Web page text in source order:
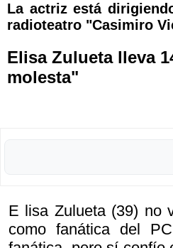
La actriz está
radioteatro "Casimiro
Elisa Zulueta lleva
molesta"
E lisa Zulueta (39) no
como fanática del